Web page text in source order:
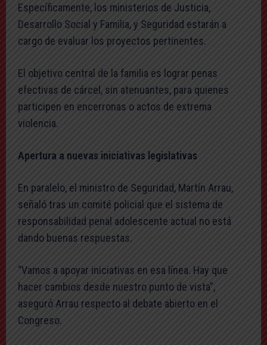
Específicamente, los ministerios de Justicia,
Desarrollo Social y Familia, y Seguridad estarán a
cargo de evaluar los proyectos pertinentes.
El objetivo central de la familia es lograr penas
efectivas de cárcel, sin atenuantes, para quienes
participen en encerronas o actos de extrema
violencia.
Apertura a nuevas iniciativas legislativas
En paralelo, el ministro de Seguridad, Martín Arrau,
señaló tras un comité policial que el sistema de
responsabilidad penal adolescente actual no está
dando buenas respuestas.
“Vamos a apoyar iniciativas en esa línea. Hay que
hacer cambios desde nuestro punto de vista”,
aseguró Arrau respecto al debate abierto en el
Congreso.